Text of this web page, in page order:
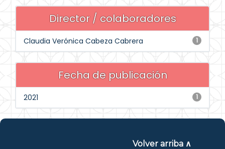
Director / colaboradores
1
Claudia Verónica Cabeza Cabrera
Fecha de publicación
1
2021
Volver arriba ∧